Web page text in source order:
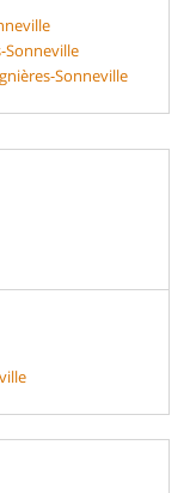
Sonneville
Sonneville